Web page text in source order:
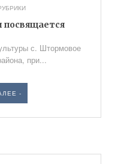
с. Штормовое
при...
-